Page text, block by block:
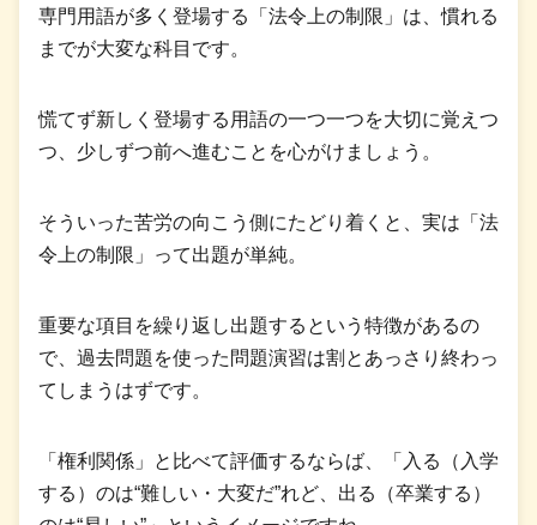
専門用語が多く登場する「法令上の制限」は、慣れる
までが大変な科目です。
慌てず新しく登場する用語の一つ一つを大切に覚えつ
つ、少しずつ前へ進むことを心がけましょう。
そういった苦労の向こう側にたどり着くと、実は「法
令上の制限」って出題が単純。
重要な項目を繰り返し出題するという特徴があるの
で、過去問題を使った問題演習は割とあっさり終わっ
てしまうはずです。
「権利関係」と比べて評価するならば、「入る（入学
する）のは“難しい・大変だ”れど、出る（卒業する）